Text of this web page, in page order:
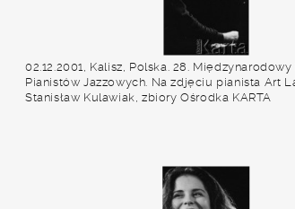
02.12.2001, Kalisz, Polska. 28.
Pianistów Jazzowych. Na zdjęciu pianista Art
Stanisław Kulawiak, zbiory Ośrodka KARTA